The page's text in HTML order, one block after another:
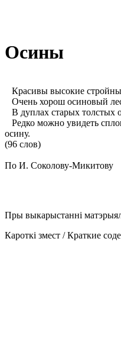
Осины
Красивы высокие
Очень хорош осиновый
В дуплах старых толстых
Редко можно увидеть
осину.
(96 слов)
По И. Соколову-Микитову
Пры выкарыстанні
Кароткі змест / Краткие